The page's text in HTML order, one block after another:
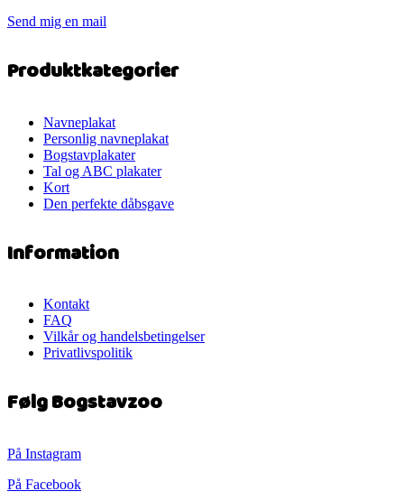
Send mig en mail
Produktkategorier
Navneplakat
Personlig navneplakat
Bogstavplakater
Tal og ABC plakater
Kort
Den perfekte dåbsgave
Information
Kontakt
FAQ
Vilkår og handelsbetingelser
Privatlivspolitik
Følg Bogstavzoo
På Instagram
På Facebook